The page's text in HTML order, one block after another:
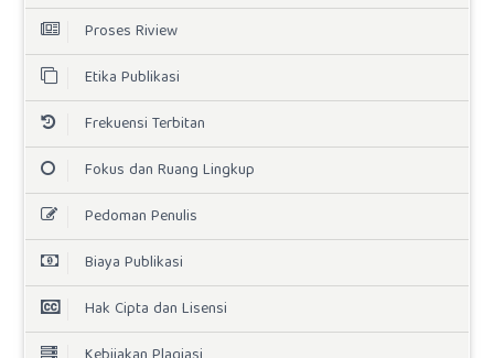
Proses Riview
Etika Publikasi
Frekuensi Terbitan
Fokus dan Ruang Lingkup
Pedoman Penulis
Biaya Publikasi
Hak Cipta dan Lisensi